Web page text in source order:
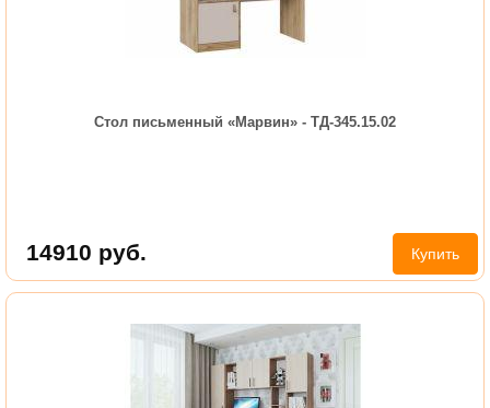
Стол письменный «Марвин» - ТД-345.15.02
14910 руб. Купить